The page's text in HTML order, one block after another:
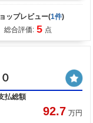
ップレビュー(1件)
総合評価: 5 点
払総額
92.7 万円